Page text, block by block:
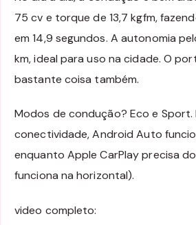
75 cv e torque de 13,7 kgfm,
em 14,9 segundos. A autonomia
km, ideal para uso na cidade. O
bastante coisa também.
Modos de condução? Eco e Sport.
conectividade, Android Auto
enquanto Apple CarPlay precisa
funciona na horizontal).
video completo: